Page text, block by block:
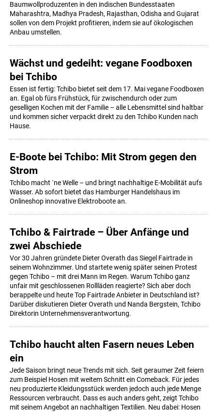
Baumwollproduzenten in den indischen Bundesstaaten
Maharashtra, Madhya Pradesh, Rajasthan, Odisha and Gujarat
sollen von dem Projekt profitieren, indem sie auf ökologischen
Anbau umstellen.
Wächst und gedeiht: vegane Foodboxen
bei Tchibo
Essen ist fertig: Tchibo bietet seit dem 17. Mai vegane Foodboxen
an. Egal ob fürs Frühstück, für zwischendurch oder zum
geselligen Kochen mit der Familie – alle Lebensmittel sind haltbar
und kommen sicher verpackt direkt zu den Tchibo Kunden nach
Hause.
E-Boote bei Tchibo: Mit Strom gegen den
Strom
Tchibo macht `ne Welle – und bringt nachhaltige E-Mobilität aufs
Wasser. Ab sofort bietet das Hamburger Handelshaus im
Onlineshop innovative Elektroboote an.
Tchibo & Fairtrade – Über Anfänge und
zwei Abschiede
Vor 30 Jahren gründete Dieter Overath das Siegel Fairtrade in
seinem Wohnzimmer. Und startete wenig später seinen Protest
gegen Tchibo – mit drei Mann im Regen. Warum Tchibo ganz
unfair mit geschlossenen Rollläden reagierte? Sich aber doch
berappelte und heute Top Fairtrade Anbieter in Deutschland ist?
Darüber diskutieren Dieter Overath und Nanda Bergstein, Tchibo
Direktorin Unternehmensverantwortung.
Tchibo haucht alten Fasern neues Leben
ein
Jede Saison bringt neue Trends mit sich. Seit geraumer Zeit feiern
zum Beispiel Hosen mit weitem Schnitt ein Comeback. Für jedes
neu produzierte Kleidungsstück werden jedoch auch jede Menge
Ressourcen verbraucht. Dass es auch anders geht, zeigt Tchibo
mit seinem Angebot an nachhaltigen Textilien. Neu dabei: Hosen